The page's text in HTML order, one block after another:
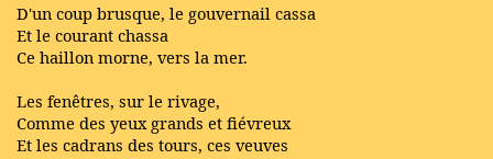
D'un coup brusque, le gouvernail cassa
Et le courant chassa
Ce haillon morne, vers la mer.
Les fenêtres, sur le rivage,
Comme des yeux grands et fiévreux
Et les cadrans des tours, ces veuves